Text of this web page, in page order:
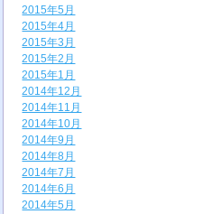
2015年5月
2015年4月
2015年3月
2015年2月
2015年1月
2014年12月
2014年11月
2014年10月
2014年9月
2014年8月
2014年7月
2014年6月
2014年5月